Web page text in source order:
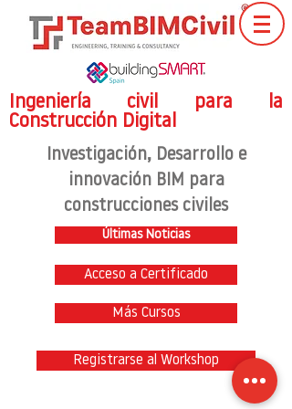
Ingeniería civil para la
Construcción Digital
Investigación, Desarrollo e
innovación BIM para
construcciones civiles
Últimas Noticias
Acceso a Certificado
Más Cursos
Registrarse al Workshop